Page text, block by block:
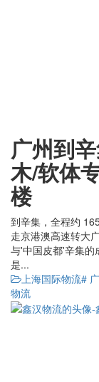
广州到
木/软体
楼
到辛集，全程约
走京港澳高速转大
与'中国皮都'辛集的
是...
上海国际物流#
物流